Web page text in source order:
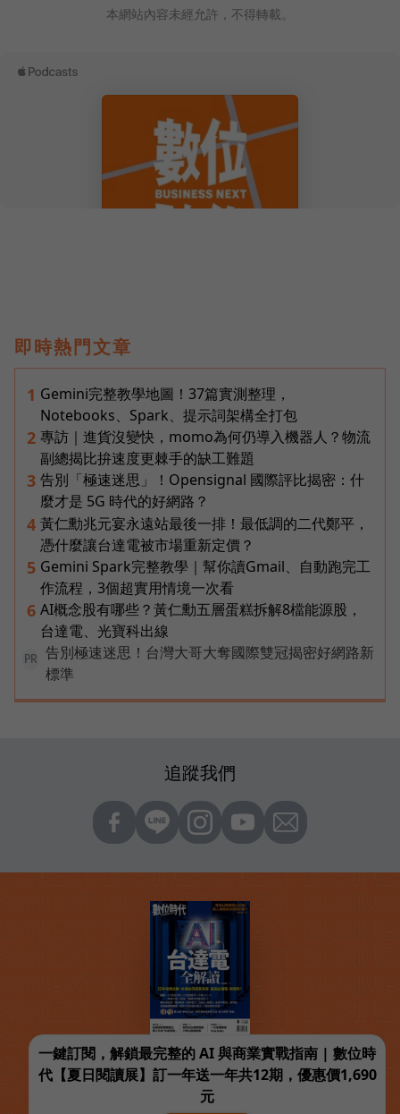
本網站內容未經允許，不得轉載。
即時熱門文章
1 Gemini完整教學地圖！37篇實測整理，
Notebooks、Spark、提示詞架構全打包
2 專訪｜進貨沒變快，momo為何仍導入機器人？物流
副總揭比拚速度更棘手的缺工難題
3 告別「極速迷思」！Opensignal 國際評比揭密：什
麼才是 5G 時代的好網路？
4 黃仁勳兆元宴永遠站最後一排！最低調的二代鄭平，
憑什麼讓台達電被市場重新定價？
5 Gemini Spark完整教學｜幫你讀Gmail、自動跑完工
作流程，3個超實用情境一次看
6 AI概念股有哪些？黃仁勳五層蛋糕拆解8檔能源股，
台達電、光寶科出線
PR
告別極速迷思！台灣大哥大奪國際雙冠揭密好網路新
標準
追蹤我們
一鍵訂閱，解鎖最完整的 AI 與商業實戰指南 | 數位時
代【夏日閱讀展】訂一年送一年共12期，優惠價1,690
元